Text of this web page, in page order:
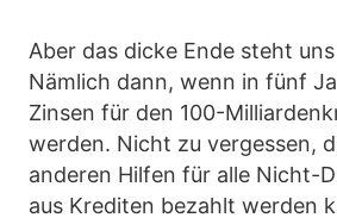
Aber das dicke Ende steht
Nämlich dann, wenn in fünf
Zinsen für den 100-
werden. Nicht zu vergessen,
anderen Hilfen für alle Nicht-
aus Krediten bezahlt werden